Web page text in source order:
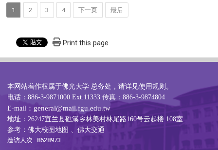
1 2 3 4 下一页 最后
Print this page
本网站着作权属于佛光大学 总务处，请详见使用规则 。
电话：886-3-9871000 Ext.11333 传真：886-3-9874804
E-mail ：general@mail.fgu.edu.tw
地址：26247宜兰县礁溪乡林美村林尾路160号云起楼 108室
参考： 佛大校图地图
佛大交通
造访人次 : 8628973